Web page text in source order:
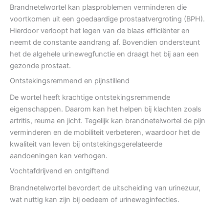
Brandnetelwortel kan plasproblemen verminderen die
voortkomen uit een goedaardige prostaatvergroting (BPH).
Hierdoor verloopt het legen van de blaas efficiënter en
neemt de constante aandrang af. Bovendien ondersteunt
het de algehele urinewegfunctie en draagt het bij aan een
gezonde prostaat.
Ontstekingsremmend en pijnstillend
De wortel heeft krachtige ontstekingsremmende
eigenschappen. Daarom kan het helpen bij klachten zoals
artritis, reuma en jicht. Tegelijk kan brandnetelwortel de pijn
verminderen en de mobiliteit verbeteren, waardoor het de
kwaliteit van leven bij ontstekingsgerelateerde
aandoeningen kan verhogen.
Vochtafdrijvend en ontgiftend
Brandnetelwortel bevordert de uitscheiding van urinezuur,
wat nuttig kan zijn bij oedeem of urineweginfecties.